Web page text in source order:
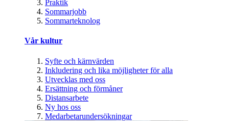
Praktik
Sommarjobb
Sommarteknolog
Vår kultur
Syfte och kärnvärden
Inkludering och lika möjligheter för alla
Utvecklas med oss
Ersättning och förmåner
Distansarbete
Ny hos oss
Medarbetarundersökningar